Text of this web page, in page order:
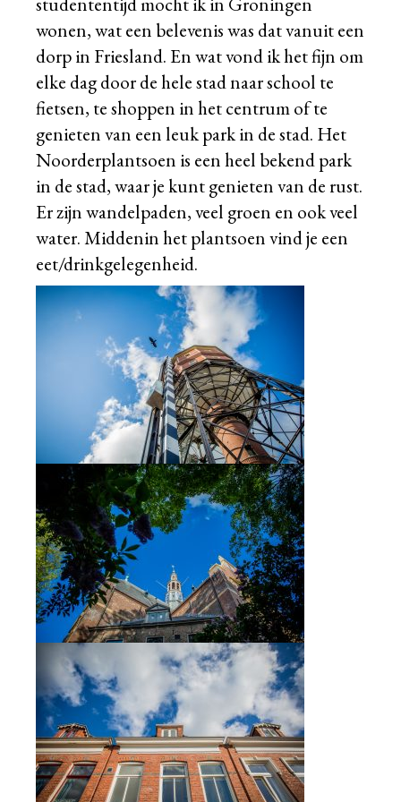
wonen, wat een belevenis was dat vanuit een
dorp in Friesland. En wat vond ik het fijn om
elke dag door de hele stad naar school te
fietsen, te shoppen in het centrum of te
genieten van een leuk park in de stad. Het
Noorderplantsoen is een heel bekend park
in de stad, waar je kunt genieten van de rust.
Er zijn wandelpaden, veel groen en ook veel
water. Middenin het plantsoen vind je een
eet/drinkgelegenheid.